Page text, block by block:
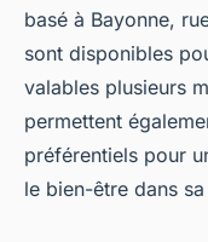
basé à Bayonne,
sont disponibles
valables plusieurs
permettent
préférentiels pour
le bien-être dans